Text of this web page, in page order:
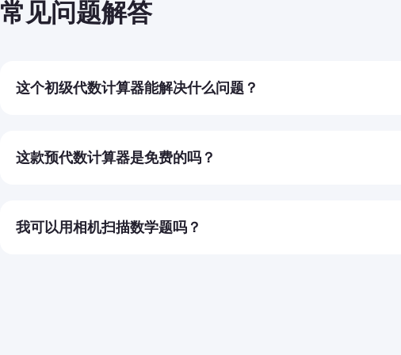
常见问题解答
这个初级代数计算器能解决什么问题？
这款预代数计算器是免费的吗？
我可以用相机扫描数学题吗？